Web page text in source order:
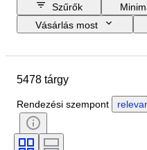
Szűrők
Vásárlás most
Country of origin
Állapot
Kő
Szín
5478 tárgy
Rendezési szempont